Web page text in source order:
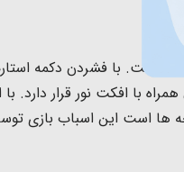
با فشردن دکمه
بچه ها است این اسباب